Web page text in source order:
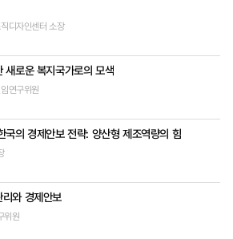
위적으로 변화시키고 있다. 2025년을 대비해 디지
효과적으로 대응하기 위해 가장 중요한 과제는 ‘우
수 인재의 양성, 확보, 유지’다. 디지털 기술의 혁신
은 빠르게 진행되고 있으며 이를 기반으로 한 산업
한민국은 지금까지 나름 잘 적응하며 성공적으로 발
전해 왔지만, 이제는 단순히 변화에 대응하는 수준
지의 미래를 동시에 준비해야 한다. 하나는 ‘예측 가
능한 미래’로, 체계적이고 전략적인 준비를 통해 이
디자인센터 소장
새로운 복지국가로의 모색
연구위원
국의 경제안보 전략: 양산형 제조역량의 힘
와 경제안보
위원